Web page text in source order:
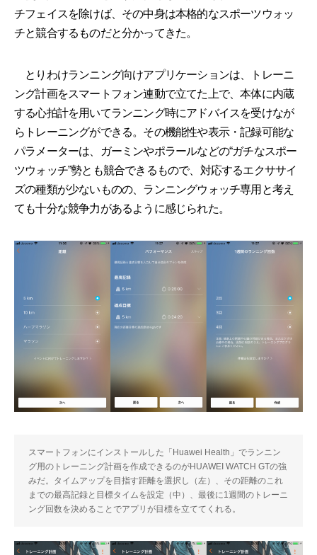
チフェイスを除けば、その中身は本格的なスポーツウォッ
チと競合するものだと分かってきた。
とりわけランニング向けアプリケーションは、トレーニ
ング計画をスマートフォン連動で立てた上で、本体に内蔵
する心拍計を用いてランニング時にアドバイスを受けなが
らトレーニングができる。その機能性や表示・記録可能な
パラメーターは、ガーミンやポラールなどの“ガチなスポー
ツウォッチ”勢とも競合できるもので、対応するエクササイ
ズの種類が少ないものの、ランニングウォッチ専用と考え
ても十分な競争力があるように感じられた。
スマートフォンにインストールした「Huawei Health」でランニン
グ用のトレーニング計画を作成できるのがHUAWEI WATCH GTの強
みだ。タイムアップを目指す距離を選択し（左）、その距離のこれ
までの最高記録と目標タイムを設定（中）、最後に1週間のトレーニ
ング回数を決めることでアプリが目標を立ててくれる。